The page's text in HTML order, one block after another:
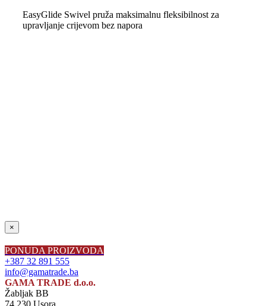
EasyGlide Swivel pruža maksimalnu fleksibilnost za
upravljanje crijevom bez napora
Close
product
quick
view
×
PONUDA PROIZVODA
+387 32 891 555
info@gamatrade.ba
GAMA TRADE d.o.o.
Žabljak BB
74 230 Usora